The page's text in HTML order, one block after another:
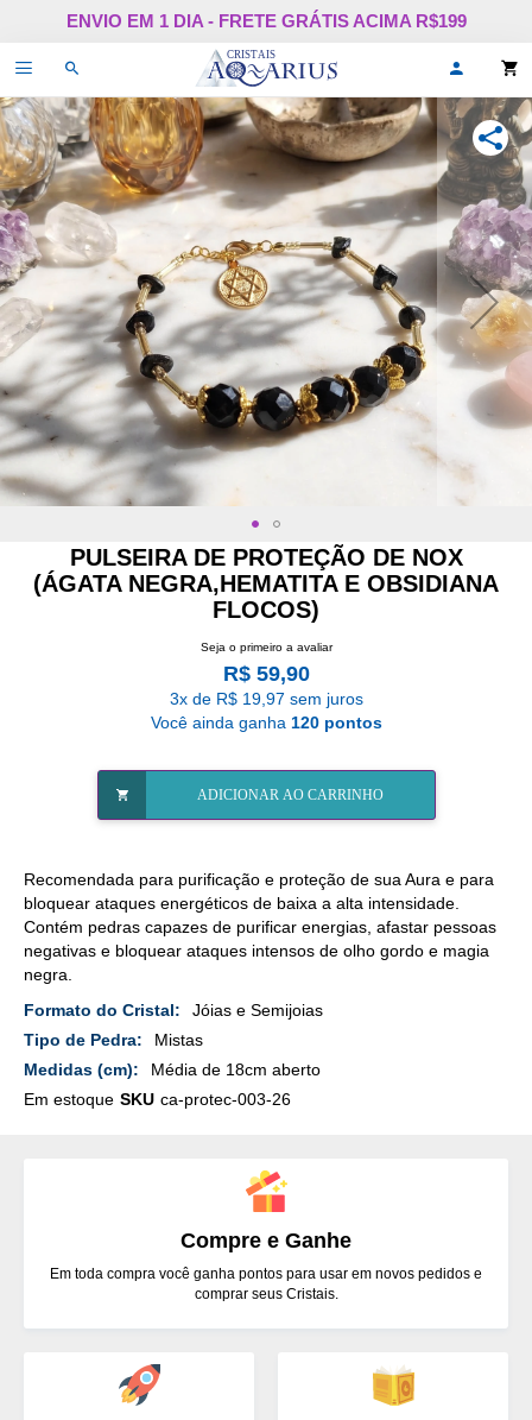
Pular
o
conteúdo
ENVIO EM 1 DIA - FRETE GRÁTIS ACIMA R$199
Alternar
navegação
login
ou
se!
PULSEIRA DE PROTEÇÃO DE NOX
(ÁGATA NEGRA,HEMATITA E OBSIDIANA
FLOCOS)
Seja o primeiro a avaliar
R$ 59,90
3x de R$ 19,97 sem juros
Você ainda ganha 120 pontos
ADICIONAR AO CARRINHO
Recomendada para purificação e proteção de sua Aura e para
bloquear ataques energéticos de baixa a alta intensidade.
Contém pedras capazes de purificar energias, afastar pessoas
negativas e bloquear ataques intensos de olho gordo e magia
negra.
Mais
Detalhes
Jóias e Semijoias
Mistas
Média de 18cm aberto
Em estoque SKU ca-protec-003-26
Compre e Ganhe
Em toda compra você ganha pontos para usar em novos pedidos e
comprar seus Cristais.